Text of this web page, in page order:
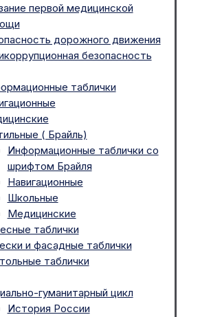
первой медицинской
дорожного движения
безопасность
таблички
( Брайль)
Информационные таблички со
шрифтом Брайля
Навигационные
Школьные
Медицинские
таблички
и фасадные таблички
таблички
гуманитарный цикл
История России